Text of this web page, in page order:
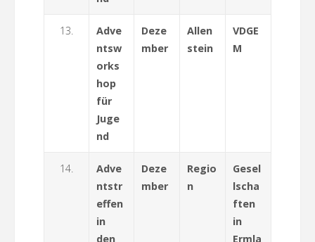
13.
Adve
ntsw
orks
hop
für
Juge
nd
Deze
mber
Allen
stein
VDGE
M
14.
Adve
ntstr
effen
in
den
Deze
mber
Regio
n
Gesel
lscha
ften
in
Ermla